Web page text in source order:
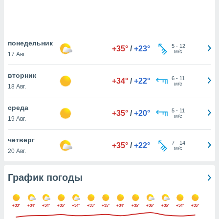
установки
веб-
как
о вашем
понедельник
17 Авг.
+35° / +23° 5- 12
м/с
вторник
18 Авг.
+34° / +22° 6- 11
м/с
среда
19 Авг.
+35° / +20° 5- 11
м/с
четверг
20 Авг.
+35° / +22° 7- 14
м/с
График погоды
+33° +34° +34° +35° +34° +35° +35° +34° +35° +36° +35° +34° +35°